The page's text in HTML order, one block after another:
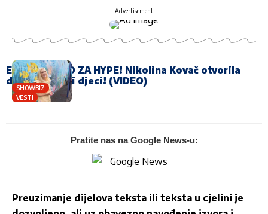
- Advertisement -
SHOWBIZ
VESTI
EKSKLUZIVNO ZA HYPE! Nikolina Kovač otvorila
dušu o braku i djeci! (VIDEO)
Pratite nas na Google News-u:
Preuzimanje dijelova teksta ili teksta u cjelini je